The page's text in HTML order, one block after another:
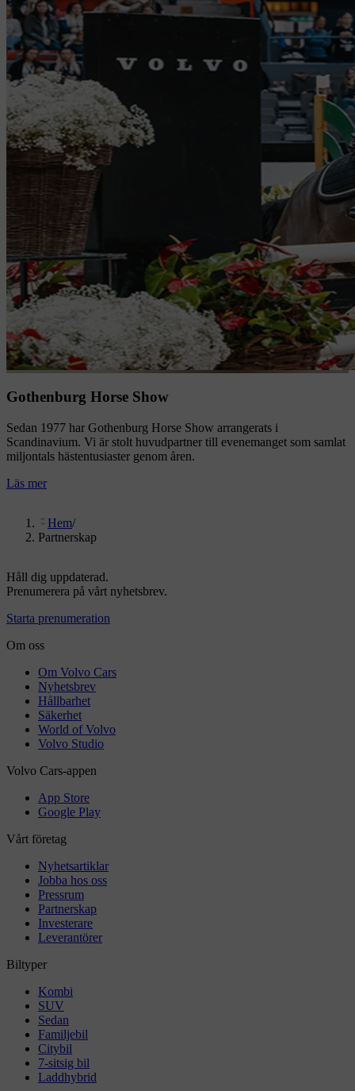
Gothenburg Horse Show
Sedan 1977 har Gothenburg Horse Show arrangerats i
Scandinavium. Vi är stolt huvudpartner till evenemanget som samlat
miljontals hästentusiaster genom åren.
Läs mer
Hem/
Partnerskap